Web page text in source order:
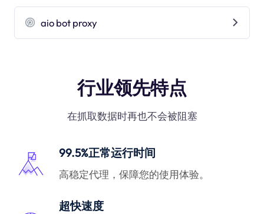
aio bot proxy
行业领先特点
在抓取数据时再也不会被阻塞
99.5%正常运行时间
高稳定代理，保障您的使用体验。
超快速度